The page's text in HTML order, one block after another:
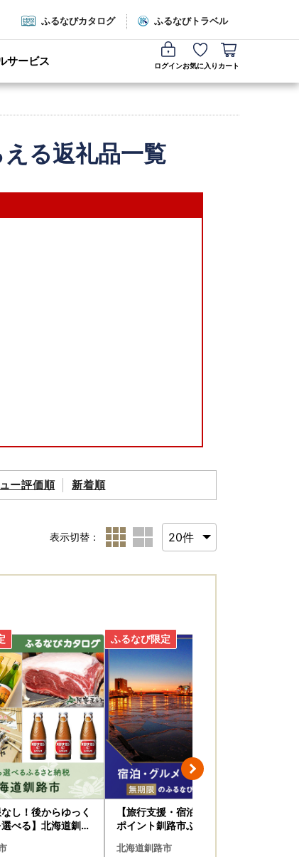
ふるなびカタログ ふるなびトラベル
サービス ログインお気に入り カート
る返礼品一覧
す。
ー評価順 新着順
表示切替：
なし！後からゆっく
べる】北海道釧路
【旅行支援・宿泊無期限】旅行
ポイント釧路市ふるなびトラベ
北海道釧路市